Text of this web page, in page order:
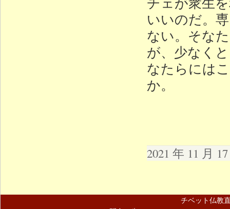
いいのだ。
ない。そな
が、少なく
なたらには
か。
2021 年 11 月
チベット仏教